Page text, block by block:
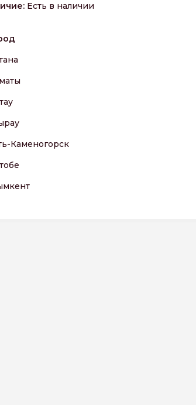
Есть в наличии
Каменогорск